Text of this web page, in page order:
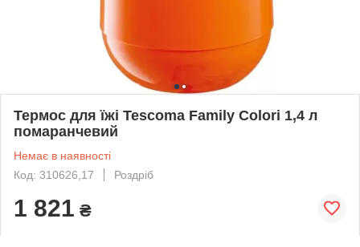
Термос для їжі Tescoma Family Colori 1,4 л
помаранчевий
Немає в наявності
Код: 310626,17
Роздріб
1 821 ₴